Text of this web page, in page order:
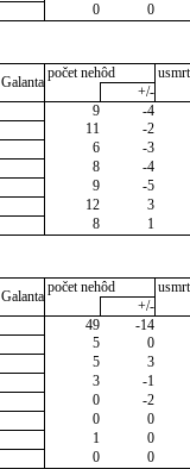
0 0
Galanta
počet nehôd
+/-
9
-4
11
-2
6
-3
8
-4
9
-5
12
3
8 1
Galanta
počet nehôd
+/-
49
-14
5
0
5
3
3
-1
0
-2
0
0
1
0
0 0